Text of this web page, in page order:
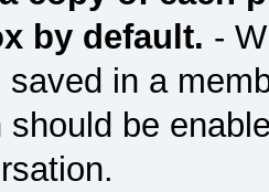
by default. -
saved in a
should be